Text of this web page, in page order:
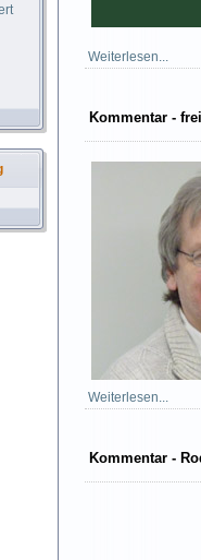
Weiterlesen...
Kommentar -
Weiterlesen...
Kommentar -